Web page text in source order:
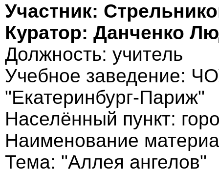
Участник:
Куратор: Данченко
Должность: учитель
Учебное заведение:
"Екатеринбург-Париж"
Населённый пункт:
Наименование
Тема: "Аллея ангелов"